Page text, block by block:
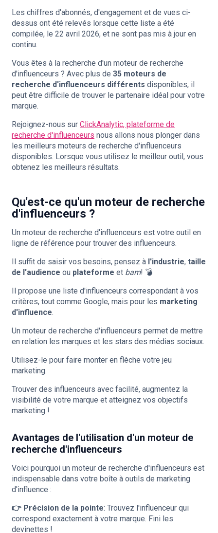
Les chiffres d'abonnés, d'engagement et de vues ci-
dessus ont été relevés lorsque cette liste a été
compilée, le 22 avril 2026, et ne sont pas mis à jour en
continu.
Vous êtes à la recherche d'un moteur de recherche
d'influenceurs ? Avec plus de 35 moteurs de
recherche d'influenceurs différents disponibles, il
peut être difficile de trouver le partenaire idéal pour votre
marque.
Rejoignez-nous sur ClickAnalytic, plateforme de
recherche d'influenceurs nous allons nous plonger dans
les meilleurs moteurs de recherche d'influenceurs
disponibles. Lorsque vous utilisez le meilleur outil, vous
obtenez les meilleurs résultats.
Qu'est-ce qu'un moteur de recherche
d'influenceurs ?
Un moteur de recherche d'influenceurs est votre outil en
ligne de référence pour trouver des influenceurs.
Il suffit de saisir vos besoins, pensez à l'industrie, taille
de l'audience ou plateforme et bam! 💣
Il propose une liste d'influenceurs correspondant à vos
critères, tout comme Google, mais pour les marketing
d'influence.
Un moteur de recherche d'influenceurs permet de mettre
en relation les marques et les stars des médias sociaux.
Utilisez-le pour faire monter en flèche votre jeu
marketing.
Trouver des influenceurs avec facilité, augmentez la
visibilité de votre marque et atteignez vos objectifs
marketing !
Avantages de l'utilisation d'un moteur de
recherche d'influenceurs
Voici pourquoi un moteur de recherche d'influenceurs est
indispensable dans votre boîte à outils de marketing
d'influence :
👉 Précision de la pointe: Trouvez l'influenceur qui
correspond exactement à votre marque. Fini les
devinettes !